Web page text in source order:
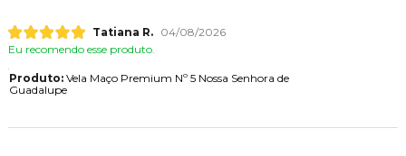
Tatiana R.
04/08/2026
Eu recomendo esse produto.
Produto:Vela Maço Premium Nº 5 Nossa Senhora de
Guadalupe